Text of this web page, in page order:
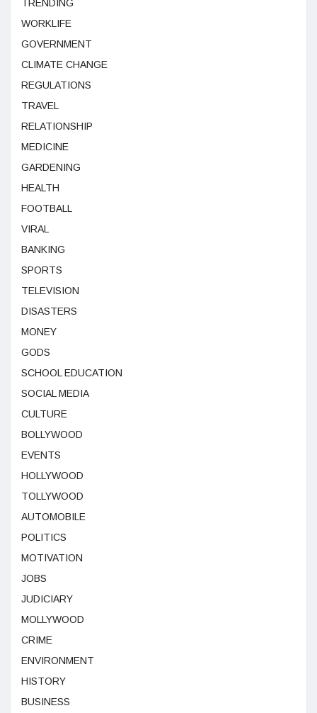
TRENDING
WORKLIFE
GOVERNMENT
CLIMATE CHANGE
REGULATIONS
TRAVEL
RELATIONSHIP
MEDICINE
GARDENING
HEALTH
FOOTBALL
VIRAL
BANKING
SPORTS
TELEVISION
DISASTERS
MONEY
GODS
SCHOOL EDUCATION
SOCIAL MEDIA
CULTURE
BOLLYWOOD
EVENTS
HOLLYWOOD
TOLLYWOOD
AUTOMOBILE
POLITICS
MOTIVATION
JOBS
JUDICIARY
MOLLYWOOD
CRIME
ENVIRONMENT
HISTORY
BUSINESS